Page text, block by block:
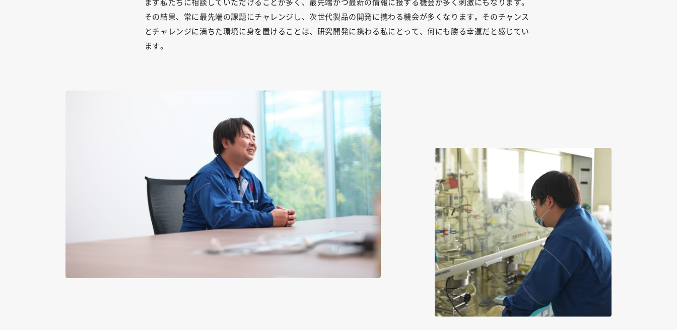
その結果、常に最先端の課題にチャレンジし、次世代製品の開発に携わる機会が多くなります。そのチャンス
とチャレンジに満ちた環境に身を置けることは、研究開発に携わる私にとって、何にも勝る幸運だと感じてい
ます。